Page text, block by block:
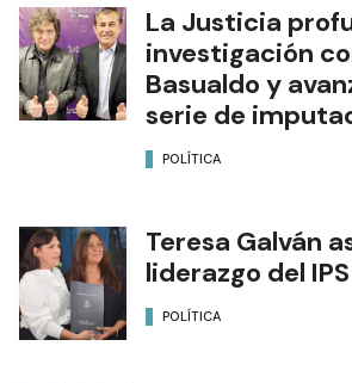
La Justicia
investigación
Basualdo y
serie de
POLÍTICA
Teresa Galván
liderazgo del
POLÍTICA